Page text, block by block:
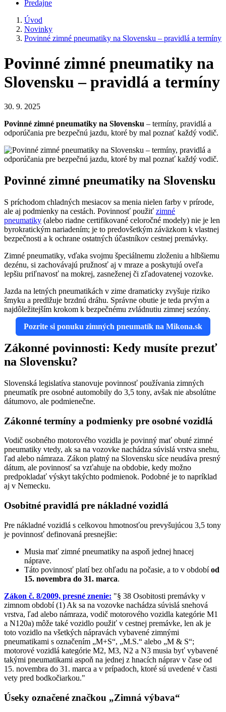
Predajne
Úvod
Novinky
Povinné zimné pneumatiky na Slovensku – pravidlá a termíny
Povinné zimné pneumatiky na
Slovensku – pravidlá a termíny
30. 9. 2025
Povinné zimné pneumatiky na Slovensku – termíny, pravidlá a
odporúčania pre bezpečnú jazdu, ktoré by mal poznať každý vodič.
Povinné zimné pneumatiky na Slovensku
S príchodom chladných mesiacov sa menia nielen farby v prírode,
ale aj podmienky na cestách. Povinnosť použiť zimné
pneumatiky (alebo riadne certifikované celoročné modely) nie je len
byrokratickým nariadením; je to predovšetkým záväzkom k vlastnej
bezpečnosti a k ochrane ostatných účastníkov cestnej premávky.
Zimné pneumatiky, vďaka svojmu špeciálnemu zloženiu a hlbšiemu
dezénu, si zachovávajú pružnosť aj v mraze a poskytujú oveľa
lepšiu priľnavosť na mokrej, zasneženej či zľadovatenej vozovke.
Jazda na letných pneumatikách v zime dramaticky zvyšuje riziko
šmyku a predlžuje brzdnú dráhu. Správne obutie je teda prvým a
najdôležitejším krokom k bezpečnému zvládnutiu zimnej sezóny.
Pozrite si ponuku zimných pneumatík na Mikona.sk
Zákonné povinnosti: Kedy musíte prezuť
na Slovensku?
Slovenská legislatíva stanovuje povinnosť používania zimných
pneumatík pre osobné automobily do 3,5 tony, avšak nie absolútne
dátumovo, ale podmienečne.
Zákonné termíny a podmienky pre osobné vozidlá
Vodič osobného motorového vozidla je povinný mať obuté zimné
pneumatiky vtedy, ak sa na vozovke nachádza súvislá vrstva snehu,
ľad alebo námraza. Zákon platný na Slovensku síce neudáva presný
dátum, ale povinnosť sa vzťahuje na obdobie, kedy možno
predpokladať výskyt takýchto podmienok. Podobné je to napríklad
aj v Nemecku.
Osobitné pravidlá pre nákladné vozidlá
Pre nákladné vozidlá s celkovou hmotnosťou prevyšujúcou 3,5 tony
je povinnosť definovaná presnejšie:
Musia mať zimné pneumatiky na aspoň jednej hnacej
náprave.
Táto povinnosť platí bez ohľadu na počasie, a to v obdobíod
15. novembra do 31. marca.
Zákon č. 8/2009, presné znenie: "§ 38 Osobitosti premávky v
zimnom období (1) Ak sa na vozovke nachádza súvislá snehová
vrstva, ľad alebo námraza, vodič motorového vozidla kategórie M1
a N120a) môže také vozidlo použiť v cestnej premávke, len ak je
toto vozidlo na všetkých nápravách vybavené zimnými
pneumatikami s označením „M+S“, „M.S.“ alebo „M & S“;
motorové vozidlá kategórie M2, M3, N2 a N3 musia byť vybavené
takými pneumatikami aspoň na jednej z hnacích náprav v čase od
15. novembra do 31. marca a v prípadoch, ktoré sú uvedené v časti
vety pred bodkočiarkou."
Úseky označené značkou „Zimná výbava“